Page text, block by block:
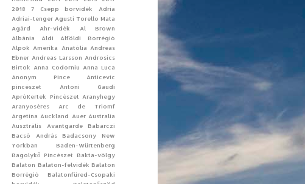
2018
7 Csepp borvidék
Adria
Adriai-tenger Agusti Torello Mata
Agárd
Ahr-vidék
Al Brown
Albánia
Aldi
Alföldi Borrégió
Alpok Amerika Anatólia Andreas
Ebner Andreas Larsson Androsics
Birtok Anna Codorniu Anna Luca
Anonym Pince
Anticevic
pincészet
Antoni Gaudí
ApróKertek Pincészet Aranyhegy
Aranyoséres
Arc de Triomf
Argetina Auckland Auer Australia
Ausztrális
Avantgarde
Babarczi
Bacsó András
Badacsony New
Yorkban
Baden-Würtenberg
Bagolykő Pincészet
Bakta-völgy
Balaton Balaton-felvidék Balaton
Borrégió
Balatonfüred-Csopaki